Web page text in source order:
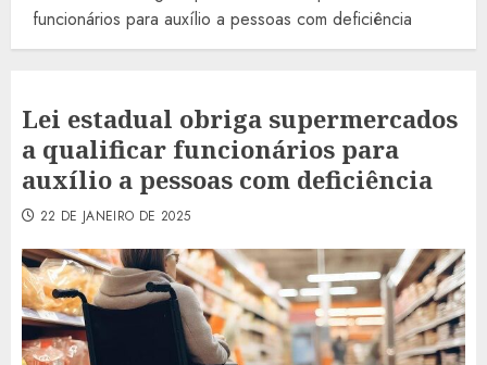
funcionários para auxílio a pessoas com deficiência
Lei estadual obriga supermercados
a qualificar funcionários para
auxílio a pessoas com deficiência
22 DE JANEIRO DE 2025